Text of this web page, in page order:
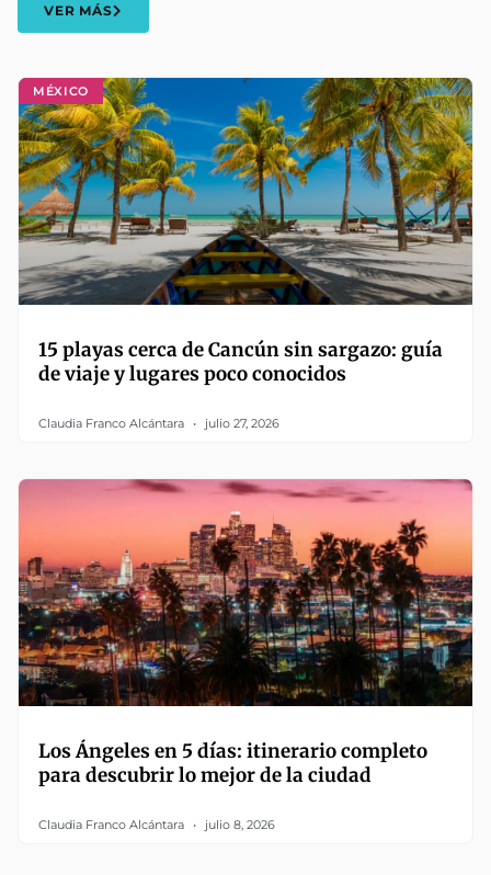
MÉXICO
15 playas cerca de Cancún sin sargazo: guía
de viaje y lugares poco conocidos
Claudia Franco Alcántara julio 27, 2026
Los Ángeles en 5 días: itinerario completo
para descubrir lo mejor de la ciudad
Claudia Franco Alcántara julio 8, 2026
VER MÁS